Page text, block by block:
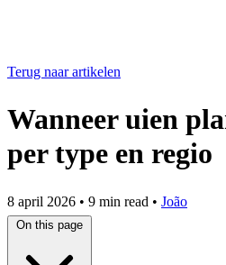
Terug naar artikelen
Wanneer uien
per type en regio
8 april 2026 • 9 min read • João
On this page